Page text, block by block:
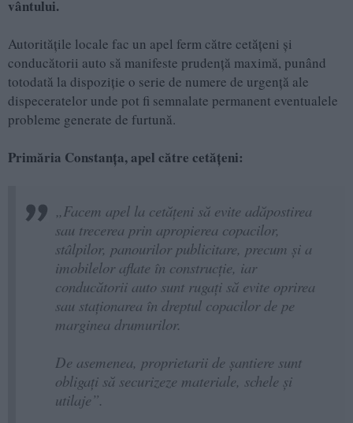
vântului.
Autoritățile locale fac un apel ferm către cetățeni și
conducătorii auto să manifeste prudență maximă, punând
totodată la dispoziție o serie de numere de urgență ale
dispeceratelor unde pot fi semnalate permanent eventualele
probleme generate de furtună.
Primăria Constanța, apel către cetățeni:
„Facem apel la cetățeni să evite adăpostirea
sau trecerea prin apropierea copacilor,
stâlpilor, panourilor publicitare, precum şi a
imobilelor aflate în construcţie, iar
conducătorii auto sunt rugați să evite oprirea
sau staţionarea în dreptul copacilor de pe
marginea drumurilor.
De asemenea, proprietarii de șantiere sunt
obligați să securizeze materiale, schele și
utilaje”.